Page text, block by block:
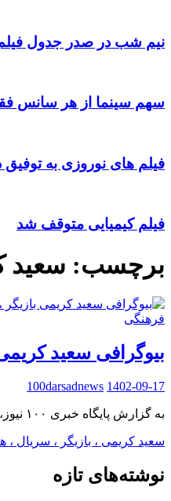
نیم شب در صدر جدول
سهم سینما از هر سانس فقط ۵
فیلم های نوروزی به توفیق
فیلم کیمیایی متوقف شد
برچسب: سعید
فرهنگی
بیوگرافی سعید
100darsadnews 1402-09-17
به گزارش پایگاه خبری ۱۰۰ نیوز، سعید کریمی بازیگر، مجری و روزنامه نگار کم حاشیه کشورمان هم اکنون ۵۱ سال دارد و متولد سال ۵۱ می باشد. زمینه فعالیت: سینما …
سعید کریمی ، بازیگر ، سریال ،
نوشته‌های تازه